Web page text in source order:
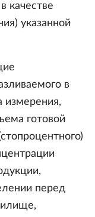
качестве
указанной
в
измерения,
готовой
перед